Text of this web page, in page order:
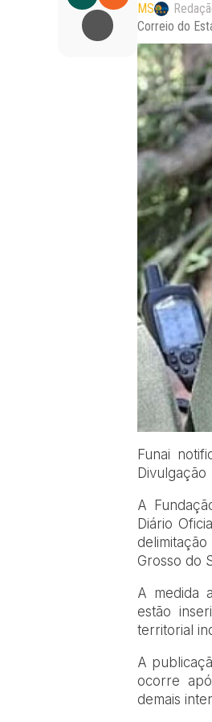
MS
Correio do
Funai
Divulgação
A
Diário
Grosso do
A medida
estão
territorial
A
ocorre
demais